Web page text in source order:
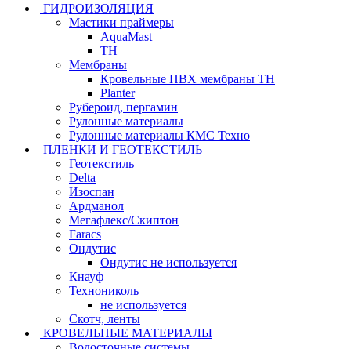
ГИДРОИЗОЛЯЦИЯ
Мастики праймеры
AquaMast
ТН
Мембраны
Кровельные ПВХ мембраны ТН
Planter
Рубероид, пергамин
Рулонные материалы
Рулонные материалы КМС Техно
ПЛЕНКИ И ГЕОТЕКСТИЛЬ
Геотекстиль
Delta
Изоспан
Ардманол
Мегафлекс/Скиптон
Faracs
Ондутис
Ондутис не используется
Кнауф
Технониколь
не используется
Скотч, ленты
КРОВЕЛЬНЫЕ МАТЕРИАЛЫ